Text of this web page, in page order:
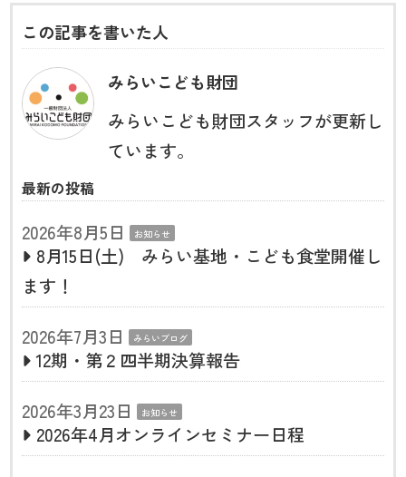
この記事を書いた人
みらいこども財団
みらいこども財団スタッフが更新し
ています。
最新の投稿
2026年8月5日 お知らせ
8月15日(土) みらい基地・こども食堂開催し
ます！
2026年7月3日
みらいブログ
12期・第２四半期決算報告
2026年3月23日
お知らせ
2026年4月オンラインセミナー日程